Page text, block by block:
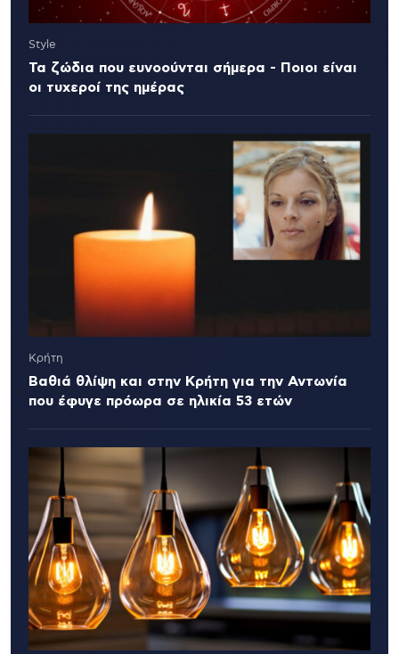
Style
Τα ζώδια που ευνοούνται σήμερα - Ποιοι είναι
οι τυχεροί της ημέρας
Κρήτη
Βαθιά θλίψη και στην Κρήτη για την Αντωνία
που έφυγε πρόωρα σε ηλικία 53 ετών